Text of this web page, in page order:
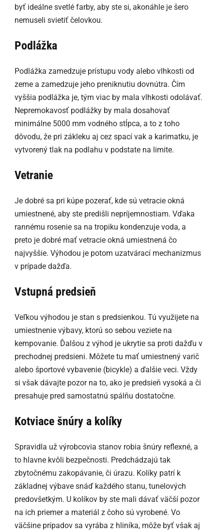
byť ideálne svetlé farby, aby ste si, akonáhle je šero
nemuseli svietiť čelovkou.
Podlážka
Podlážka zamedzuje prístupu vody alebo vlhkosti od
zeme a zamedzuje jeho preniknutiu dovnútra. Čím
vyššia podlážka je, tým viac by mala vlhkosti odolávať.
Nepremokavosť podlážky by mala dosahovať
minimálne 5000 mm vodného stĺpca, a to z toho
dôvodu, že pri zákleku aj cez spací vak a karimatku, je
vytvorený tlak na podlahu v podstate na limite.
Vetranie
Je dobré sa pri kúpe pozerať, kde sú vetracie okná
umiestnené, aby ste predišli nepríjemnostiam. Vďaka
rannému rosenie sa na tropiku kondenzuje voda, a
preto je dobré mať vetracie okná umiestnená čo
najvyššie. Výhodou je potom uzatvárací mechanizmus
v prípade dažďa.
Vstupná predsieň
Veľkou výhodou je stan s predsienkou. Tú využijete na
umiestnenie výbavy, ktorú so sebou veziete na
kempovanie. Ďalšou z výhod je ukrytie sa proti dažďu v
prechodnej predsieni. Môžete tu mať umiestnený varič
alebo športové vybavenie (bicykle) a ďalšie veci. Vždy
si však dávajte pozor na to, ako je predsieň vysoká a či
presahuje pred samostatnú spálňu dostatočne.
Kotviace šnúry a kolíky
Spravidla už výrobcovia stanov robia šnúry reflexné, a
to hlavne kvôli bezpečnosti. Predchádzajú tak
zbytočnému zakopávanie, či úrazu. Kolíky patrí k
základnej výbave snáď každého stanu, tunelových
predovšetkým. U kolíkov by ste mali dávať väčší pozor
na ich priemer a materiál z čoho sú vyrobené. Vo
väčšine prípadov sa vyrába z hliníka, môže byť však aj